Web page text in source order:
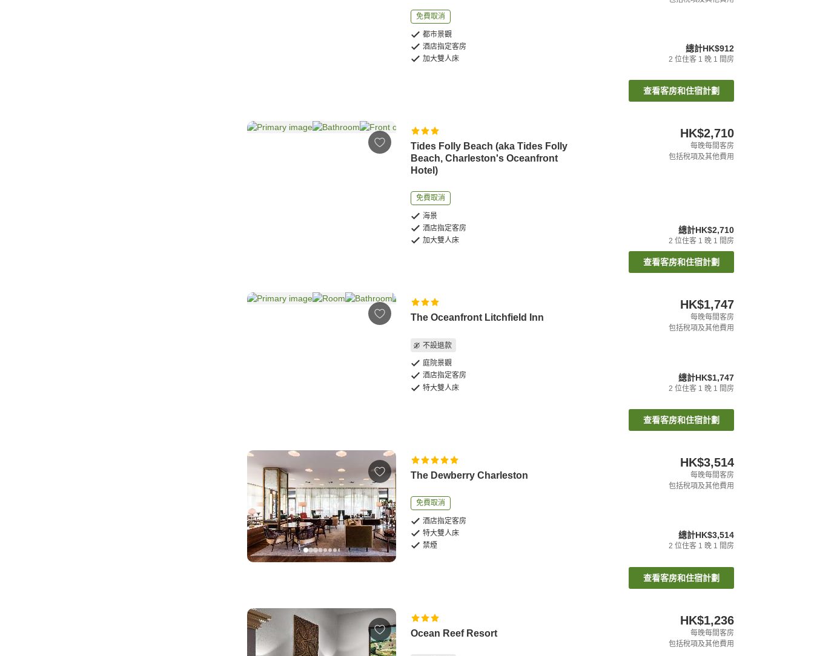
免費取消
都市景觀
酒店指定客房
加大雙人床
總計HK$912
2 位住客 1 晚 1 間房
查看客房和住宿計劃
Tides Folly Beach (aka Tides Folly
Beach, Charleston's Oceanfront
Hotel)
免費取消
海景
酒店指定客房
加大雙人床
HK$2,710
每晚每間客房
包括稅項及其他費用
總計HK$2,710
2 位住客 1 晚 1 間房
查看客房和住宿計劃
The Oceanfront Litchfield Inn
不設退款
庭院景觀
酒店指定客房
特大雙人床
HK$1,747
每晚每間客房
包括稅項及其他費用
總計HK$1,747
2 位住客 1 晚 1 間房
查看客房和住宿計劃
The Dewberry Charleston
免費取消
酒店指定客房
特大雙人床
禁煙
HK$3,514
每晚每間客房
包括稅項及其他費用
總計HK$3,514
2 位住客 1 晚 1 間房
查看客房和住宿計劃
Ocean Reef Resort
HK$1,236
每晚每間客房
包括稅項及其他費用